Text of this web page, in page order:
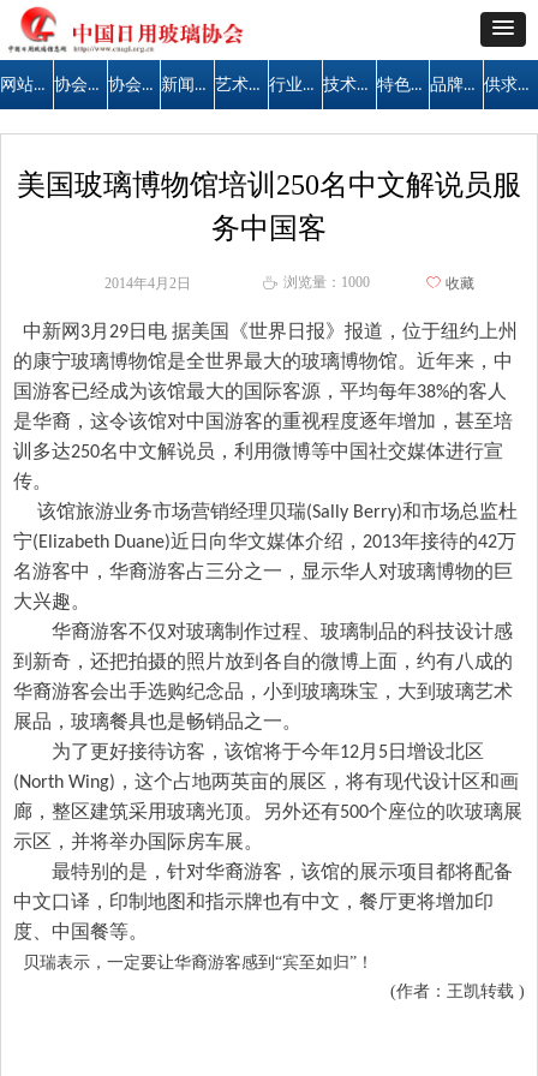
网站首页 协会简介 协会公告 新闻中心 艺术天地 行业管理 技术交流 特色区域 品牌建设 供求信息
美国玻璃博物馆培训250名中文解说员服
务中国客
中新网 3月 29日电 据美国《世界日报》报道，位于纽约上州
的康宁玻璃博物馆是全世界最大的玻璃博物馆。近年来，中
国游客已经成为该馆最大的国际客源，平均每年38%的客人
是华裔，这令该馆对中国游客的重视程度逐年增加，甚至培
训多达250名中文解说员，利用微博等中国社交媒体进行宣
传。
该馆旅游业务市场营销经理贝瑞(Sally Berry)和市场总监杜
宁(Elizabeth Duane)近日向华文媒体介绍， 2013年接待的42万
名游客中，华裔游客占三分之一，显示华人对玻璃博物的巨
大兴趣。
华裔游客不仅对玻璃制作过程、玻璃制品的科技设计感
到新奇，还把拍摄的照片放到各自的微博上面，约有八成的
华裔游客会出手选购纪念品，小到玻璃珠宝，大到玻璃艺术
展品，玻璃餐具也是畅销品之一。
为了更好接待访客，该馆将于今年12月 5日增设北区
(North Wing) ，这个占地两英亩的展区，将有现代设计区和画
廊，整区建筑采用玻璃光顶。另外还有500个座位的吹玻璃展
示区，并将举办国际房车展。
最特别的是，针对华裔游客，该馆的展示项目都将配备
中文口译，印制地图和指示牌也有中文，餐厅更将增加印
度、中国餐等。
贝瑞表示，一定要让华裔游客感到“宾至如归”！
(作者：王凯转载 )
2014年4月2日 ꄘ 浏览量： 1000 ꄀ 收藏